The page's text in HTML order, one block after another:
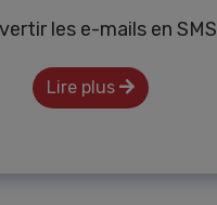
les e-mails en SMS
Lire plus